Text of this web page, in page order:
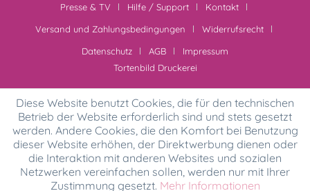
Presse & TV
Hilfe / Support
Kontakt
Versand und Zahlungsbedingungen
Widerrufsrecht
Datenschutz
AGB
Impressum
Tortenbild Druckerei
Diese Website benutzt Cookies, die für den technischen
Betrieb der Website erforderlich sind und stets gesetzt
werden. Andere Cookies, die den Komfort bei Benutzung
dieser Website erhöhen, der Direktwerbung dienen oder
die Interaktion mit anderen Websites und sozialen
Netzwerken vereinfachen sollen, werden nur mit Ihrer
Zustimmung gesetzt. Mehr Informationen